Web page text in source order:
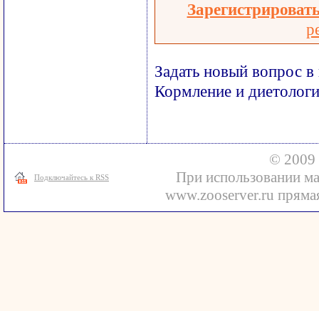
Задать новый вопрос
Кормление и
Подключайтесь к RSS
© 2009
При использовании
www.zooserver.ru